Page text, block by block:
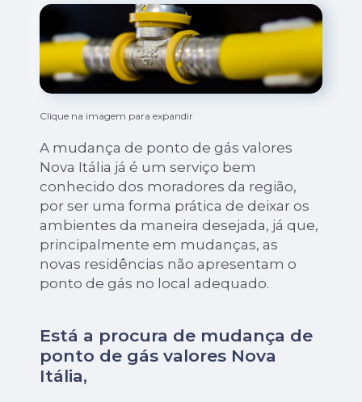
Clique na imagem para expandir
A mudança de ponto de gás valores
Nova Itália já é um serviço bem
conhecido dos moradores da região,
por ser uma forma prática de deixar os
ambientes da maneira desejada, já que,
principalmente em mudanças, as
novas residências não apresentam o
ponto de gás no local adequado.
Está a procura de mudança de
ponto de gás valores Nova
Itália,